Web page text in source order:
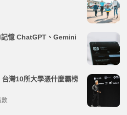
憶 ChatGPT、Gemini
灣10所大學憑什麼霸榜
數